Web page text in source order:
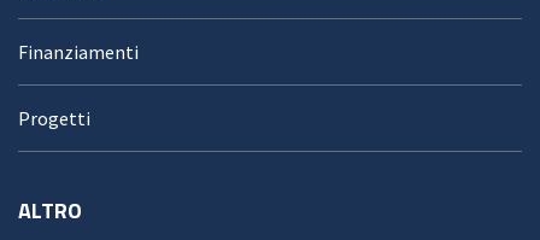
Finanziamenti
Progetti
ALTRO